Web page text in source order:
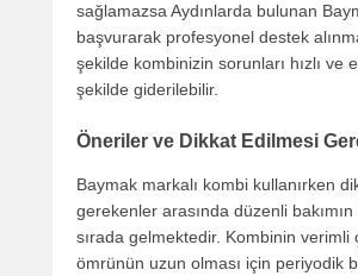
sağlamazsa Aydınlarda bulunan
başvurarak profesyonel destek
şekilde kombinizin sorunları hızlı ve
şekilde giderilebilir.
Öneriler ve Dikkat Edilmesi
Baymak markalı kombi kullanırken
gerekenler arasında düzenli
sırada gelmektedir. Kombinin verimli
ömrünün uzun olması için periyodik